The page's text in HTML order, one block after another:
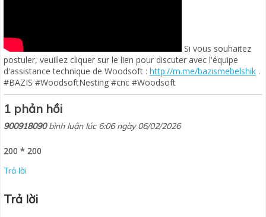
Si vous souhaitez
postuler, veuillez cliquer sur le lien pour discuter avec l'équipe
d'assistance technique de Woodsoft : http://m.me/bazismebelshik .
#BAZIS #WoodsoftNesting #cnc #Woodsoft
1 phản hồi
900918090 bình luận lúc 6:06 ngày 06/02/2026
200 * 200
Trả lời
Trả lời